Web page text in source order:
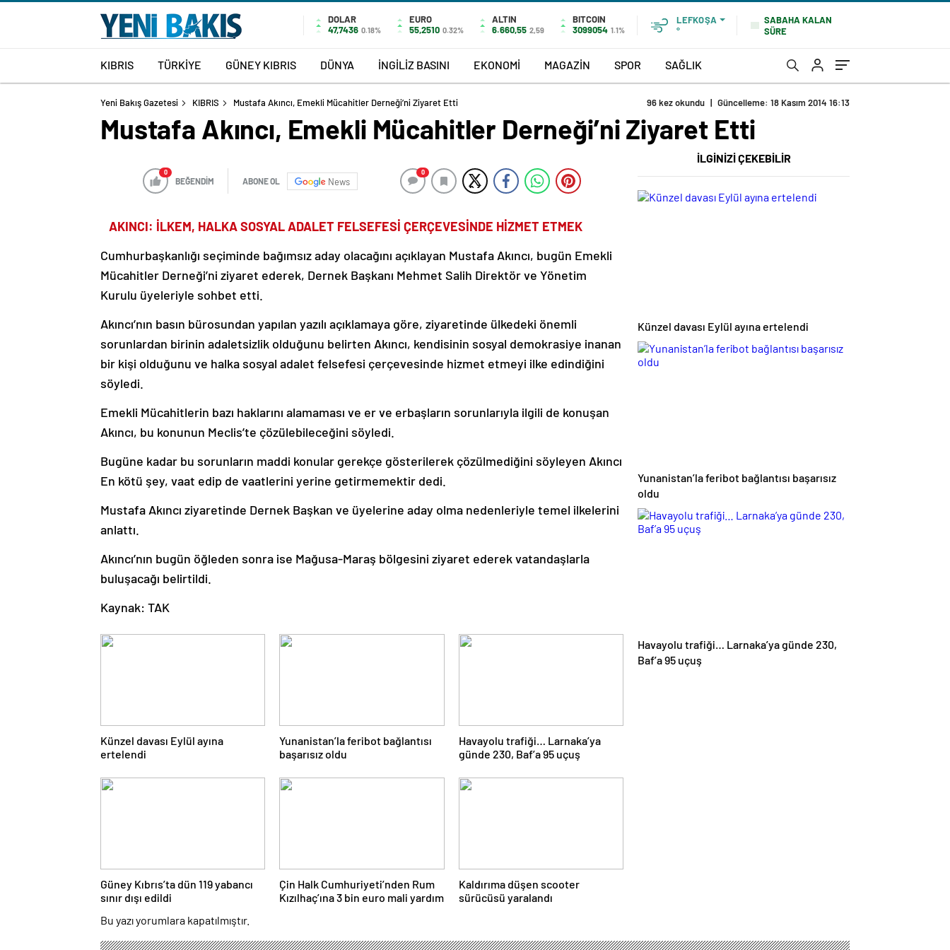
DOLAR
47,7436 0.18%
EURO
55,2510 0.32%
ALTIN
6.660,55 2,59
BITCOIN
3099054 1.1%
LEFKOŞA
°
SABAHA KALAN
SÜRE
KIBRIS TÜRKİYE GÜNEY KIBRIS DÜNYA İNGİLİZ BASINI EKONOMİ MAGAZİN SPOR SAĞLIK
Yeni Bakış Gazetesi KIBRIS Mustafa Akıncı, Emekli Mücahitler Derneği’ni Ziyaret Etti 96 kez okundu | Güncelleme: 18 Kasım 2014 16:13
Mustafa Akıncı, Emekli Mücahitler Derneği’ni Ziyaret Etti
0
BEĞENDİM ABONE OL News
0
AKINCI: İLKEM, HALKA SOSYAL ADALET FELSEFESİ ÇERÇEVESİNDE HİZMET ETMEK
Cumhurbaşkanlığı seçiminde bağımsız aday olacağını açıklayan Mustafa Akıncı, bugün Emekli
Mücahitler Derneği’ni ziyaret ederek, Dernek Başkanı Mehmet Salih Direktör ve Yönetim
Kurulu üyeleriyle sohbet etti.
Akıncı’nın basın bürosundan yapılan yazılı açıklamaya göre, ziyaretinde ülkedeki önemli
sorunlardan birinin adaletsizlik olduğunu belirten Akıncı, kendisinin sosyal demokrasiye inanan
bir kişi olduğunu ve halka sosyal adalet felsefesi çerçevesinde hizmet etmeyi ilke edindiğini
söyledi.
Emekli Mücahitlerin bazı haklarını alamaması ve er ve erbaşların sorunlarıyla ilgili de konuşan
Akıncı, bu konunun Meclis’te çözülebileceğini söyledi.
Bugüne kadar bu sorunların maddi konular gerekçe gösterilerek çözülmediğini söyleyen Akıncı
En kötü şey, vaat edip de vaatlerini yerine getirmemektir dedi.
Mustafa Akıncı ziyaretinde Dernek Başkan ve üyelerine aday olma nedenleriyle temel ilkelerini
anlattı.
Akıncı’nın bugün öğleden sonra ise Mağusa-Maraş bölgesini ziyaret ederek vatandaşlarla
buluşacağı belirtildi.
Kaynak: TAK
Künzel davası Eylül ayına
ertelendi
Yunanistan’la feribot bağlantısı
başarısız oldu
Havayolu trafiği… Larnaka’ya
günde 230, Baf’a 95 uçuş
Güney Kıbrıs’ta dün 119 yabancı
sınır dışı edildi
Çin Halk Cumhuriyeti’nden Rum
Kızılhaç’ına 3 bin euro mali yardım
Kaldırıma düşen scooter
sürücüsü yaralandı
Bu yazı yorumlara kapatılmıştır.
İLGİNİZİ ÇEKEBİLİR
Künzel davası Eylül ayına ertelendi
Yunanistan’la feribot bağlantısı başarısız
oldu
Havayolu trafiği… Larnaka’ya günde 230,
Baf’a 95 uçuş